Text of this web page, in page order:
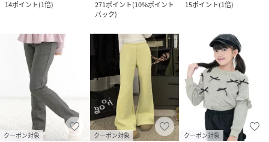
14ポイント(1倍) 271ポイント(10%ポイント
バック)
15ポイント(1倍)
クーポン対象 クーポン対象 クーポン対象